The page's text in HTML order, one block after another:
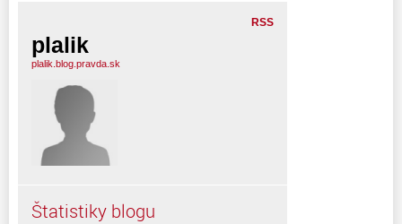
RSS
plalik
plalik.blog.pravda.sk
Štatistiky blogu